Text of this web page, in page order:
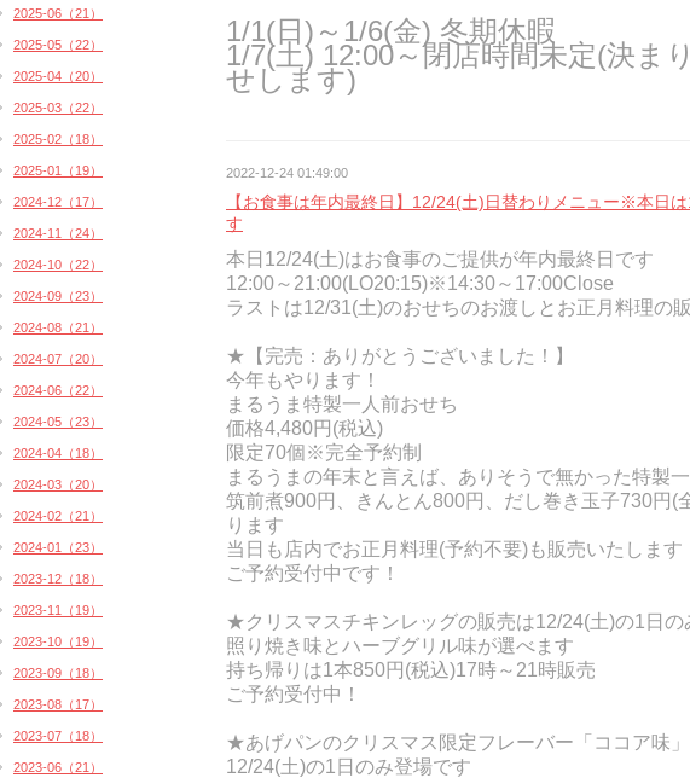
1/1(日)～1/6(金) 冬期休暇
1/7(土) 12:00～閉店時間未定(決ま
せします)
2022-12-24 01:49:00
【お食事は年内最終日】12/24(土)日替わりメニュー※本日
す
本日12/24(土)はお食事のご提供が年内最終日です
12:00～21:00(LO20:15)※14:30～17:00Close
ラストは12/31(土)のおせちのお渡しとお正月料理の
★【完売：ありがとうございました！】
今年もやります！
まるうま特製一人前おせち
価格4,480円(税込)
限定70個※完全予約制
まるうまの年末と言えば、ありそうで無かった特製
筑前煮900円、きんとん800円、だし巻き玉子730円(
ります
当日も店内でお正月料理(予約不要)も販売いたします
ご予約受付中です！
★クリスマスチキンレッグの販売は12/24(土)の1日の
照り焼き味とハーブグリル味が選べます
持ち帰りは1本850円(税込)17時～21時販売
ご予約受付中！
★あげパンのクリスマス限定フレーバー「ココア味
12/24(土)の1日のみ登場です
2025-06（21）
2025-05（22）
2025-04（20）
2025-03（22）
2025-02（18）
2025-01（19）
2024-12（17）
2024-11（24）
2024-10（22）
2024-09（23）
2024-08（21）
2024-07（20）
2024-06（22）
2024-05（23）
2024-04（18）
2024-03（20）
2024-02（21）
2024-01（23）
2023-12（18）
2023-11（19）
2023-10（19）
2023-09（18）
2023-08（17）
2023-07（18）
2023-06（21）